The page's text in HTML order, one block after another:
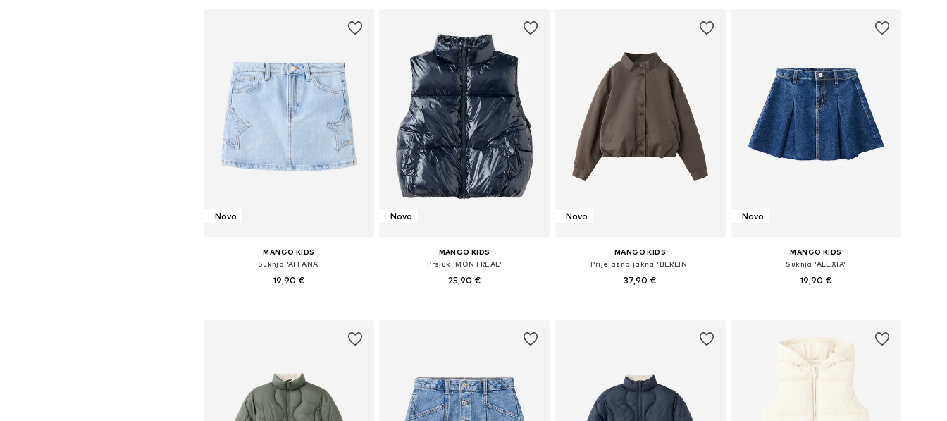
Novo
MANGO KIDS
Suknja 'AITANA'
19,90 €
Novo
MANGO KIDS
Prsluk 'MONTREAL'
25,90 €
Novo
MANGO KIDS
Prijelazna jakna 'BERLIN'
37,90 €
Novo
MANGO KIDS
Suknja 'ALEXIA'
19,90 €